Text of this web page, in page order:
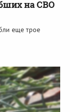
на СВО
еще трое